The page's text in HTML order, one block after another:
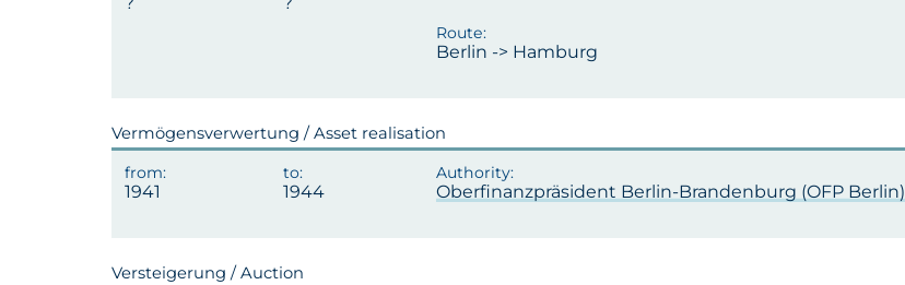
Berlin -> Hamburg
Vermögensverwertung / Asset realisation
1941 1944 Oberfinanzpräsident Berlin-Brandenburg (OFP Berlin)
Versteigerung / Auction